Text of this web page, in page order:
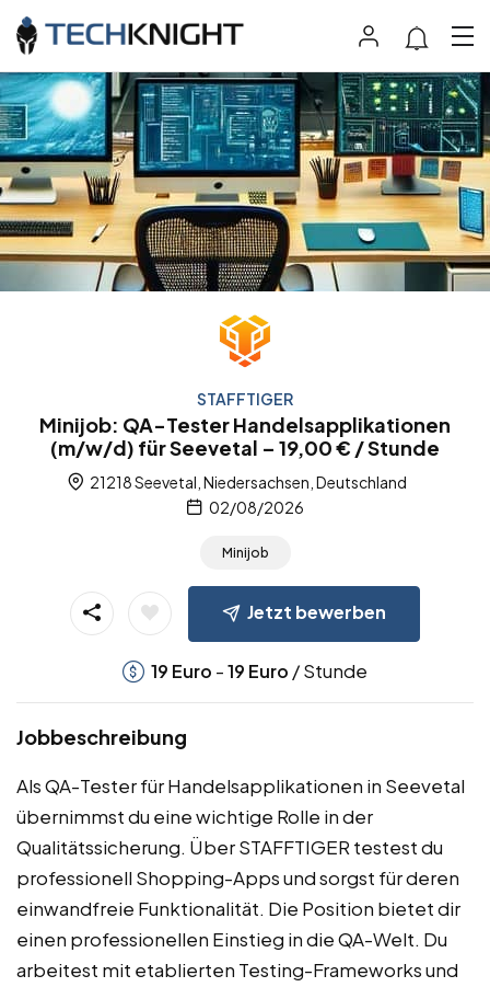
STAFFTIGER
Minijob: QA-Tester Handelsapplikationen
(m/w/d) für Seevetal – 19,00 € / Stunde
21218 Seevetal, Niedersachsen, Deutschland
02/08/2026
Minijob
Jetzt bewerben
19 Euro -19 Euro / Stunde
Jobbeschreibung
Als QA-Tester für Handelsapplikationen in Seevetal
übernimmst du eine wichtige Rolle in der
Qualitätssicherung. Über STAFFTIGER testest du
professionell Shopping-Apps und sorgst für deren
einwandfreie Funktionalität. Die Position bietet dir
einen professionellen Einstieg in die QA-Welt. Du
arbeitest mit etablierten Testing-Frameworks und